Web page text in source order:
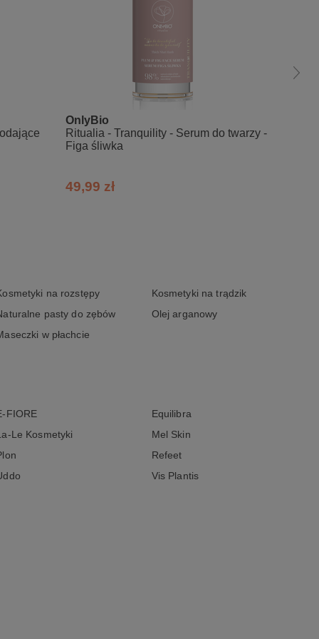
OnlyBio
Ritualia - Tranquility - Serum do twarzy -
Figa śliwka
49,99 zł
na rozstępy
Kosmetyki na trądzik
pasty do zębów
Olej arganowy
w płachcie
FIORE
Equilibra
Le Kosmetyki
Mel Skin
Refeet
Vis Plantis